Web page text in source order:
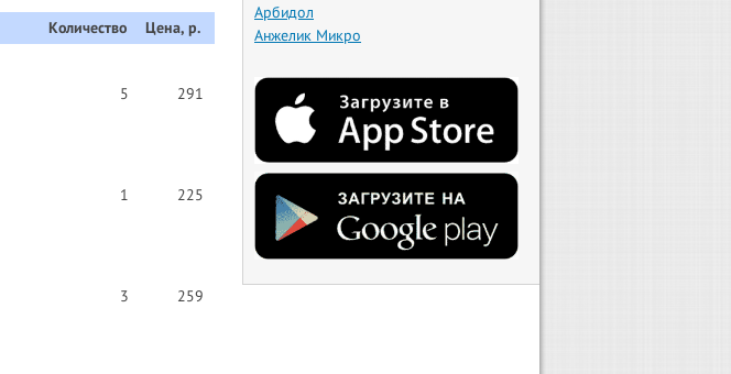
Количество
Цена, р.
5 291
1 225
3 259
Арбидол
Анжелик Микро